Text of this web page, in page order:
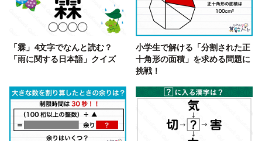
「霖」4文字でなんと読む？
「雨に関する日本語」クイズ
小学生で解ける「分割された正
十角形の面積」を求める問題に
挑戦！